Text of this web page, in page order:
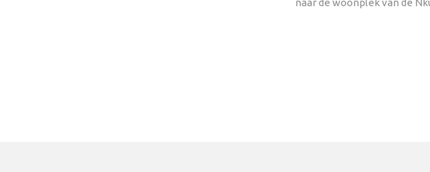
naar de woonplek van de